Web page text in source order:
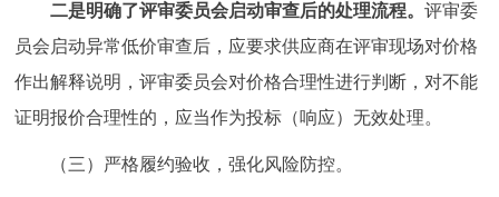
二是明确了评审委员会启动审查后的处理流程。评审委
员会启动异常低价审查后，应要求供应商在评审现场对价格
作出解释说明，评审委员会对价格合理性进行判断，对不能
证明报价合理性的，应当作为投标（响应）无效处理。
（三）严格履约验收，强化风险防控。